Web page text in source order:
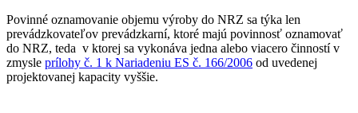
Povinné oznamovanie objemu výroby do NRZ sa týka len
prevádzkovateľov prevádzkarní, ktoré majú povinnosť oznamovať
do NRZ, teda v ktorej sa vykonáva jedna alebo viacero činností v
zmysle prílohy č. 1 k Nariadeniu ES č. 166/2006 od uvedenej
projektovanej kapacity vyššie.